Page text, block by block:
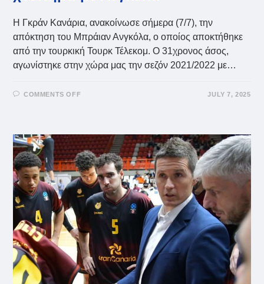
Η Γκράν Κανάρια, ανακοίνωσε σήμερα (7/7), την
απόκτηση του Μπράιαν Ανγκόλα, ο οποίος αποκτήθηκε
από την τουρκική Τουρκ Τέλεκομ. Ο 31χρονος άσος,
αγωνίστηκε στην χώρα μας την σεζόν 2021/2022 με…
COMMENTS OFF
ΜΕ
ΑΝΓΚΌΛΑ
JULY 7, 2025